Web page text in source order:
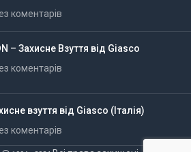
коментарів
– Захисне Взуття від Giasco
коментарів
взуття від Giasco (Італія)
коментарів